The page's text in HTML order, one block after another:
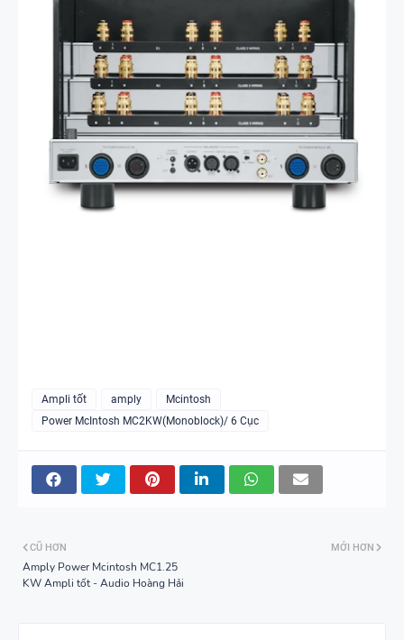
Ampli tốt amply
Mcintosh
Power McIntosh MC2KW(Monoblock)/ 6 Cục
MỚI HƠN
CŨ HƠN
Amply Power Mcintosh MC1.25
KW Ampli tốt - Audio Hoàng Hải